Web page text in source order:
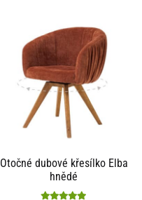
Otočné dubové křesílko Elba
hnědé